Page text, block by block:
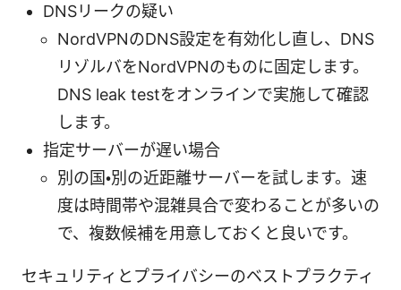
DNSリークの疑い
NordVPNのDNS設定を有効化し直し、DNS
リゾルバをNordVPNのものに固定します。
DNS leak testをオンラインで実施して確認
します。
指定サーバーが遅い場合
別の国・別の近距離サーバーを試します。速
度は時間帯や混雑具合で変わることが多いの
で、複数候補を用意しておくと良いです。
セキュリティとプライバシーのベストプラクティ